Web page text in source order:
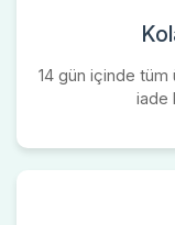
14 gün içinde tüm
iade